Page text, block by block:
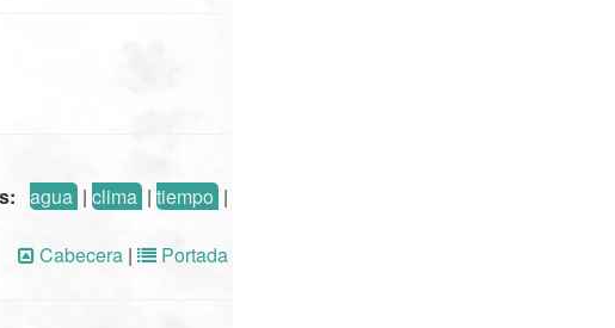
agua | clima | tiempo |
Cabecera | Portada